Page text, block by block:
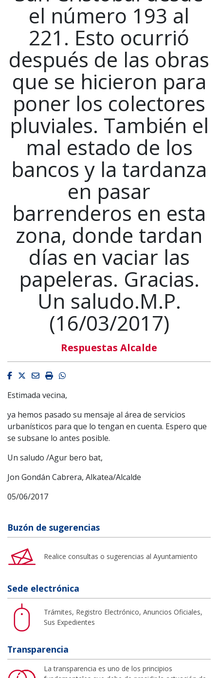
el número 193 al
221. Esto ocurrió
después de las obras
que se hicieron para
poner los colectores
pluviales. También el
mal estado de los
bancos y la tardanza
en pasar
barrenderos en esta
zona, donde tardan
días en vaciar las
papeleras. Gracias.
Un saludo.M.P.
(16/03/2017)
Respuestas Alcalde
Facebook
Twitter
EmailImprimirWhatsapp
Estimada vecina,
ya hemos pasado su mensaje al área de servicios
urbanísticos para que lo tengan en cuenta. Espero que
se subsane lo antes posible.
Un saludo /Agur bero bat,
Jon Gondán Cabrera, Alkatea/Alcalde
05/06/2017
Buzón de sugerencias
Realice consultas o sugerencias al Ayuntamiento
Sede electrónica
Trámites, Registro Electrónico, Anuncios Oficiales,
Sus Expedientes
Transparencia
La transparencia es uno de los principios